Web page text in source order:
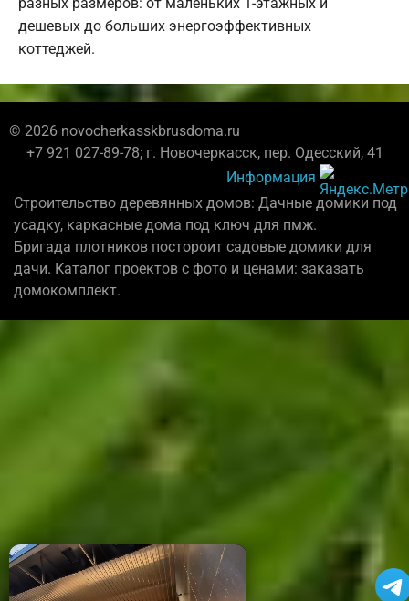
дешевых до больших энергоэффективных
коттеджей.
© 2026 novocherkasskbrusdoma.ru
+7 921 027-89-78; г. Новочеркасск, пер. Одесский, 41
Информация
Строительство деревянных домов: Дачные домики под
усадку, каркасные дома под ключ для пмж.
Бригада плотников постороит садовые домики для
дачи. Каталог проектов с фото и ценами: заказать
домокомплект.